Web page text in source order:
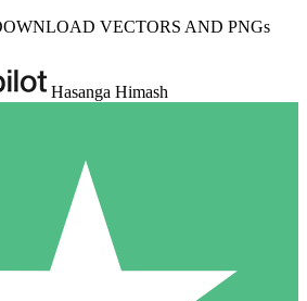
VECTORS AND PNGs
Hasanga Himash